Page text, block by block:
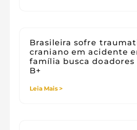
Brasileira sofre
craniano em acidente
família busca doadores
B+
Leia Mais >